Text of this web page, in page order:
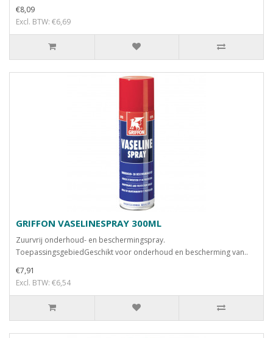
€8,09
Excl. BTW: €6,69
GRIFFON VASELINESPRAY 300ML
Zuurvrij onderhoud- en beschermingspray.
ToepassingsgebiedGeschikt voor onderhoud en bescherming van..
€7,91
Excl. BTW: €6,54